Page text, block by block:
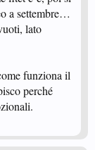
a settembre…
lato
funziona il
perché